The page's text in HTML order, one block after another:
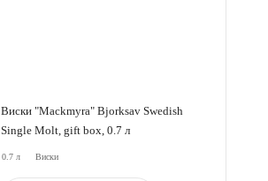
Виски "Mackmyra" Bjorksav Swedish
Single Molt, gift box, 0.7 л
0.7 л Виски